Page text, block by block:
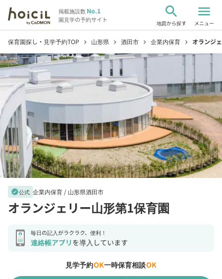
掲載施設数No.1
園見学の予約サイト
search
地図から探す
menu
メニュー
保育園探し・見学予約TOP chevron_right 山形県 chevron_right 酒田市 chevron_right 企業内保育 chevron_right オランジ
verified公式 企業内保育 / 山形県酒田市
オランジェリー山形第1保育園
毎日の記入がラクラク、便利！
連絡帳アプリを導入しています
見学予約OK一時保育相談OK